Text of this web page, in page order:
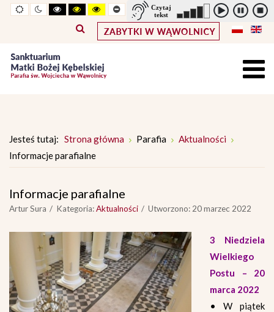
Widok
standardowy
Widok
nocny
Wysoki
kontrast
tryb
czarno
Wysoki
kontrast
tryb
czarno
Wysoki
kontrast
tryb
żółto
-
Pomniejszony
rozmiar
czcionki
Powiększony
rozmiar
czcionki
Zwiększ
odstępy
pomiędzy
literami
Standarowy
rozmiar
czcionki
Jesteś tutaj: Strona główna Parafia
Aktualności
Informacje parafialne
Informacje parafialne
Artur Sura Kategoria:Aktualności Utworzono: 20 marzec 2022
3 Niedziela
Wielkiego
Postu – 20
marca 2022
• W piątek